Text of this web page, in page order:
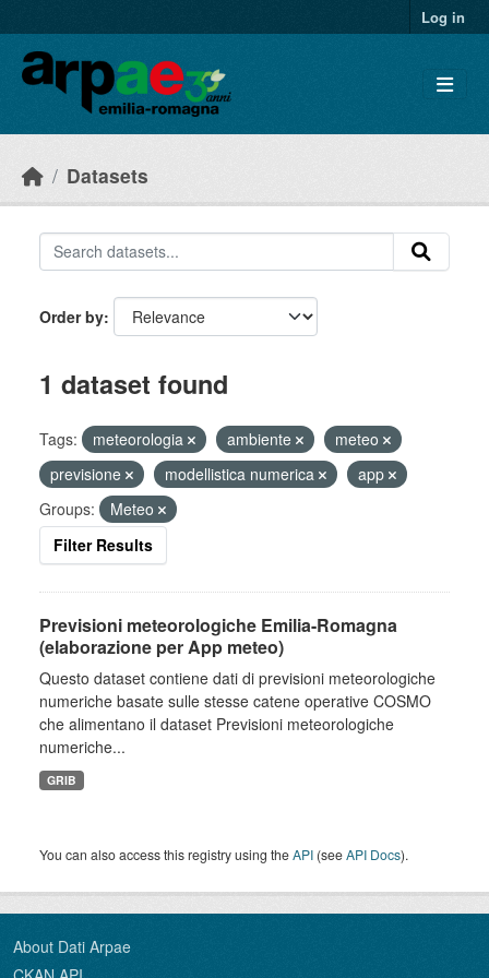
Log in
Datasets
Order by
1 dataset found
Tags: meteorologia ambiente
meteo
previsione
modellistica numerica
app
Groups:
Meteo
Filter Results
Previsioni meteorologiche Emilia-Romagna
(elaborazione per App meteo)
Questo dataset contiene dati di previsioni meteorologiche
numeriche basate sulle stesse catene operative COSMO
che alimentano il dataset Previsioni meteorologiche
numeriche...
GRIB
You can also access this registry using theAPI (seeAPI Docs).
About Dati Arpae